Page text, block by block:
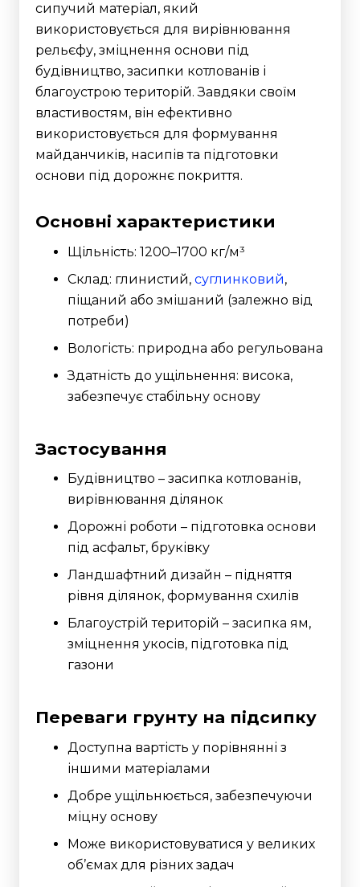
сипучий матеріал, який
використовується для вирівнювання
рельєфу, зміцнення основи під
будівництво, засипки котлованів і
благоустрою територій. Завдяки своїм
властивостям, він ефективно
використовується для формування
майданчиків, насипів та підготовки
основи під дорожнє покриття.
Основні характеристики
Щільність: 1200–1700 кг/м³
Склад: глинистий, суглинковий,
піщаний або змішаний (залежно від
потреби)
Вологість: природна або регульована
Здатність до ущільнення: висока,
забезпечує стабільну основу
Застосування
Будівництво – засипка котлованів,
вирівнювання ділянок
Дорожні роботи – підготовка основи
під асфальт, бруківку
Ландшафтний дизайн – підняття
рівня ділянок, формування схилів
Благоустрій територій – засипка ям,
зміцнення укосів, підготовка під
газони
Переваги грунту на підсипку
Доступна вартість у порівнянні з
іншими матеріалами
Добре ущільнюється, забезпечуючи
міцну основу
Може використовуватися у великих
об’ємах для різних задач